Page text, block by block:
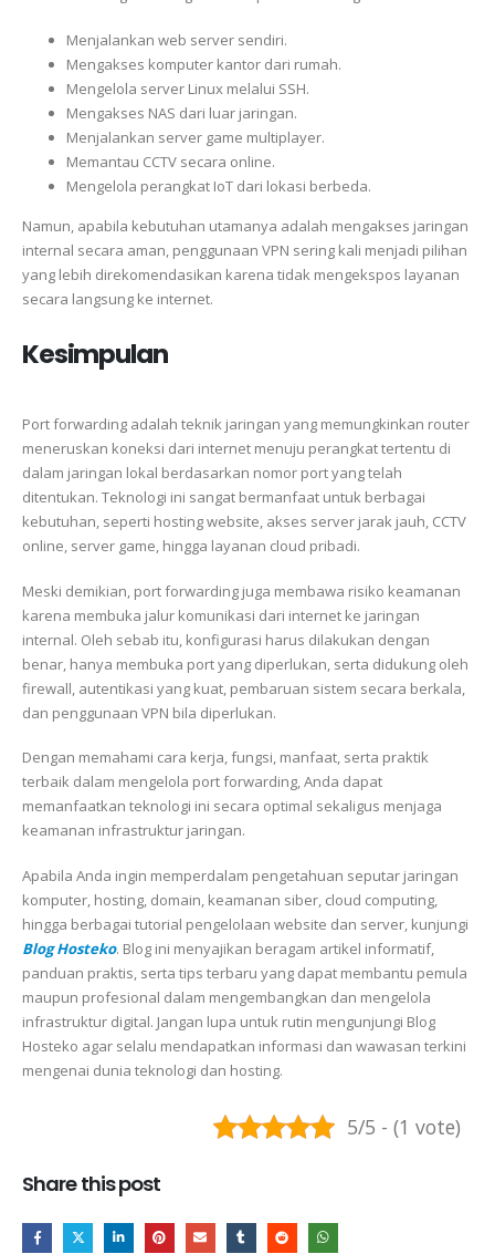
Menjalankan web server sendiri.
Mengakses komputer kantor dari rumah.
Mengelola server Linux melalui SSH.
Mengakses NAS dari luar jaringan.
Menjalankan server game multiplayer.
Memantau CCTV secara online.
Mengelola perangkat IoT dari lokasi berbeda.
Namun, apabila kebutuhan utamanya adalah mengakses jaringan
internal secara aman, penggunaan VPN sering kali menjadi pilihan
yang lebih direkomendasikan karena tidak mengekspos layanan
secara langsung ke internet.
Kesimpulan
Port forwarding adalah teknik jaringan yang memungkinkan router
meneruskan koneksi dari internet menuju perangkat tertentu di
dalam jaringan lokal berdasarkan nomor port yang telah
ditentukan. Teknologi ini sangat bermanfaat untuk berbagai
kebutuhan, seperti hosting website, akses server jarak jauh, CCTV
online, server game, hingga layanan cloud pribadi.
Meski demikian, port forwarding juga membawa risiko keamanan
karena membuka jalur komunikasi dari internet ke jaringan
internal. Oleh sebab itu, konfigurasi harus dilakukan dengan
benar, hanya membuka port yang diperlukan, serta didukung oleh
firewall, autentikasi yang kuat, pembaruan sistem secara berkala,
dan penggunaan VPN bila diperlukan.
Dengan memahami cara kerja, fungsi, manfaat, serta praktik
terbaik dalam mengelola port forwarding, Anda dapat
memanfaatkan teknologi ini secara optimal sekaligus menjaga
keamanan infrastruktur jaringan.
Apabila Anda ingin memperdalam pengetahuan seputar jaringan
komputer, hosting, domain, keamanan siber, cloud computing,
hingga berbagai tutorial pengelolaan website dan server, kunjungi
Blog Hosteko. Blog ini menyajikan beragam artikel informatif,
panduan praktis, serta tips terbaru yang dapat membantu pemula
maupun profesional dalam mengembangkan dan mengelola
infrastruktur digital. Jangan lupa untuk rutin mengunjungi Blog
Hosteko agar selalu mendapatkan informasi dan wawasan terkini
mengenai dunia teknologi dan hosting.
5/5 - (1 vote)
Share this post